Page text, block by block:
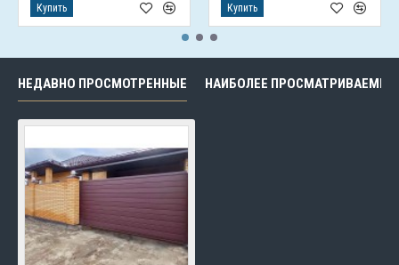
Купить Купить
НЕДАВНО ПРОСМОТРЕННЫЕ НАИБОЛЕЕ ПРОСМАТРИВАЕМЫЕ